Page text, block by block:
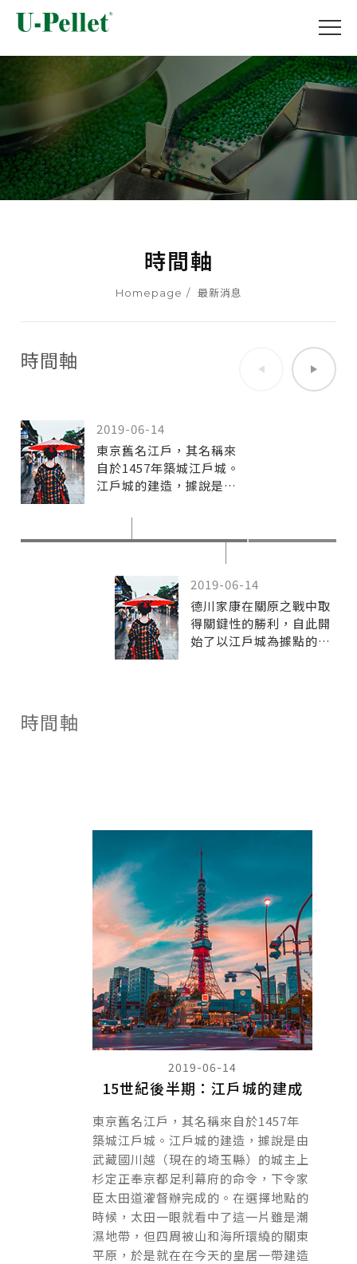
時間軸
Homepage 最新消息
時間軸
2019-06-14
東京舊名江戶，其名稱來
自於1457年築城江戶城。
江戶城的建造，據說是由
縣）的城主上杉定正奉京
都足利幕府的命令，下令
的。在選擇地點的時候，
太田一眼就看中了這一片
雖是潮濕地帶，但四周被
山和海所環繞的關東平
原，於是就在在今天的皇
居一帶建造了江戶城
2019-06-14
德川家康在關原之戰中取
得關鍵性的勝利，自此開
始了以江戶城為據點的江
他們主要從事隅田川的水
上運輸、江戶港的物資集
散以及各種商業活動；另
一個則是上流社會活動區
域—「山之手」，包括大
名的住宅區和旗本的住宅
區在內，是江戶城內的政
治中心。江戶城政治、經
濟的發展也造就了文化的
興盛。平民文化的形成也
象徵江戶城的文化發展進
入全盛時期。直到今天，
仍然能在東京的小巷以及
一些傳統儀式中，感受到
平民文化的存在。
時間軸
2019-06-14
15世紀後半期：江戶城的建成
東京舊名江戶，其名稱來自於1457年
築城江戶城。江戶城的建造，據說是由
武藏國川越（現在的埼玉縣）的城主上
杉定正奉京都足利幕府的命令，下令家
臣太田道灌督辦完成的。在選擇地點的
時候，太田一眼就看中了這一片雖是潮
濕地帶，但四周被山和海所環繞的關東
平原，於是就在在今天的皇居一帶建造